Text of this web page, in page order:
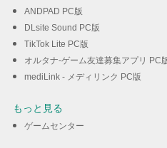
ANDPAD PC版
DLsite Sound PC版
TikTok Lite PC版
オルタナ-ゲーム友達募集アプリ PC
mediLink - メディリンク PC版
もっと見る
ゲームセンター